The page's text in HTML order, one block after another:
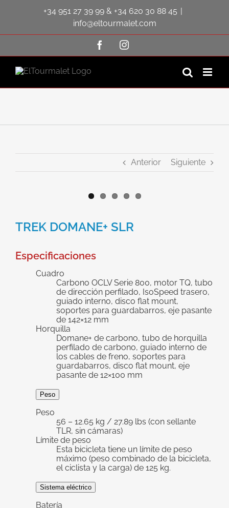
+34 951 27 39 99 & +34 620 30 88 45 |
info@eltourmalet.com
FacebookInstagram
Anterior Siguiente
más
grande
TREK DOMANE+ SLR
Especificaciones
Cuadro
Carbono OCLV Serie 800, motor TQ, tubo
de dirección perfilado, IsoSpeed trasero,
guiado interno, disco flat mount,
soportes para guardabarros, eje pasante
de 142×12 mm
Horquilla
Domane+ de carbono, tubo de horquilla
perfilado de carbono, guiado interno de
los cables de freno, soportes para
guardabarros, disco flat mount, eje
pasante de 12×100 mm
Peso
Peso
56 – 12.65 kg / 27.89 lbs (con sellante
TLR, sin cámaras)
Límite de peso
Esta bicicleta tiene un límite de peso
máximo (peso combinado de la bicicleta,
el ciclista y la carga) de 125 kg.
Sistema eléctrico
Batería